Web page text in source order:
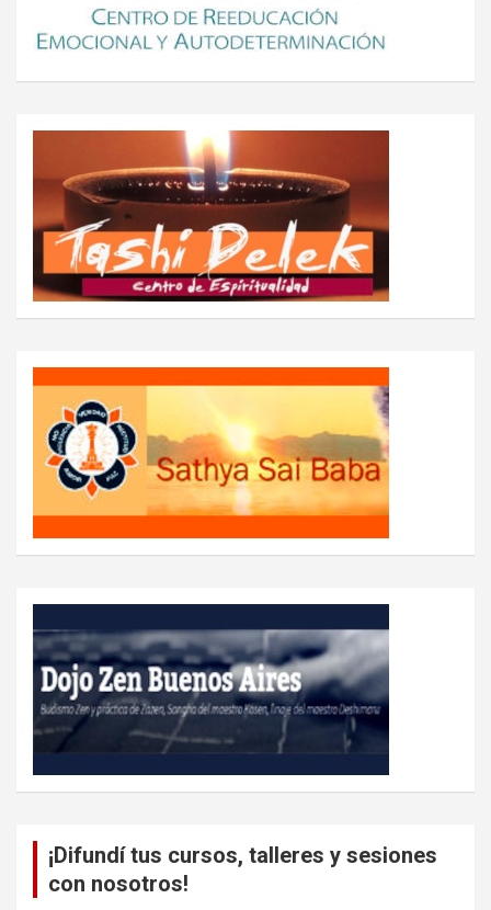
¡Difundí tus cursos, talleres y sesiones
con nosotros!